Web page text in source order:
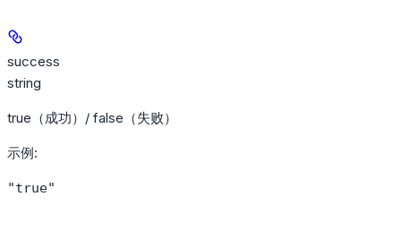
success
string
true（成功）/ false（失败）
示例:
"true"